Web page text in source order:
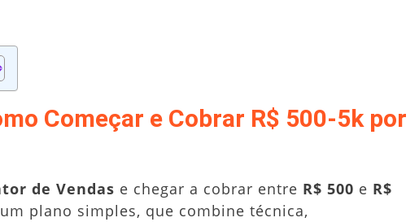
Começar e Cobrar R$ 500-5k por
de Vendas e chegar a cobrar entre R$ 500 e R$
plano simples, que combine técnica,